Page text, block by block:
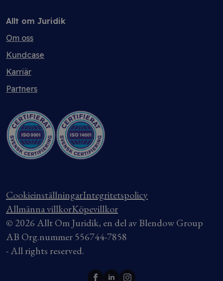
Allt om Juridik
Om oss
Kundcase
Karriär
Partners
CookieinställningarIntegritetspolicy
Allmänna villkorKöpevillkor
© 2026 Allt Om Juridik, en del av Blendow Group
AB Org.nummer 556744-7858
- All rights reserved.